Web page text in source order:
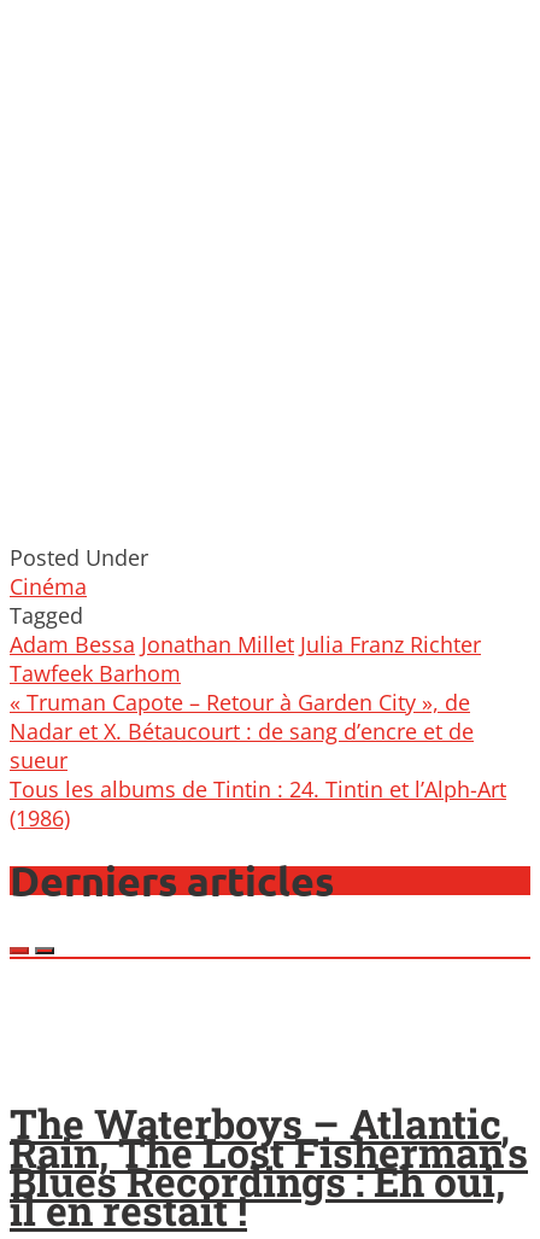
Posted Under
Cinéma
Tagged
Adam Bessa Jonathan Millet Julia Franz Richter
Tawfeek Barhom
Post
navigation
« Truman Capote – Retour à Garden City », de
Nadar et X. Bétaucourt : de sang d’encre et de
sueur
Tous les albums de Tintin : 24. Tintin et l’Alph-Art
(1986)
Derniers articles
The Waterboys – Atlantic
Rain, The Lost Fisherman’s
Blues Recordings : Eh oui,
il en restait !